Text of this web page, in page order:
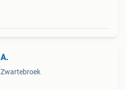
A.
Zwartebroek